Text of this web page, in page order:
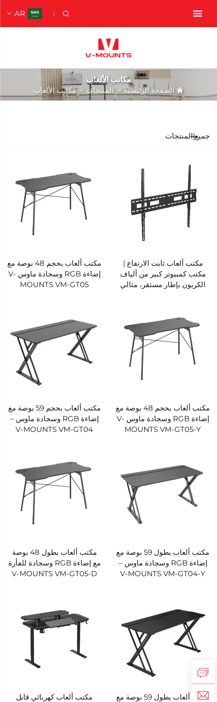
AR
مكاتب الألعاب
الصفحة الرئيسية > المنتجات >مكاتب الألعاب
جميع المنتجات
مكتب ألعاب ثابت الارتفاع |
مكتب كمبيوتر كبير من ألياف
الكربون بإطار مستقر، مثالي
مكتب ألعاب بحجم 48 بوصة مع
إضاءة RGB وسجادة ماوس V-
MOUNTS VM-GT05
مكتب ألعاب بحجم 48 بوصة مع
إضاءة RGB وسجادة ماوس V-
MOUNTS VM-GT05-Y
مكتب ألعاب بحجم 59 بوصة مع
إضاءة RGB وسجادة ماوس –
V-MOUNTS VM-GT04
مكتب ألعاب بطول 59 بوصة مع
إضاءة RGB وسجادة ماوس –
V-MOUNTS VM-GT04-Y
مكتب ألعاب بطول 48 بوصة
مع إضاءة RGB وسجادة للفأرة
V-MOUNTS VM-GT05-D
مكتب ألعاب بطول 59 بوصة مع
مكتب ألعاب كهربائي قابل